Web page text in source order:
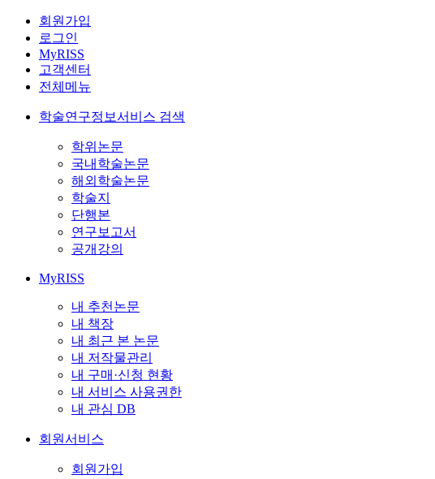
회원가입
로그인
MyRISS
고객센터
전체메뉴
학술연구정보서비스 검색
학위논문
국내학술논문
해외학술논문
학술지
단행본
연구보고서
공개강의
MyRISS
내 추천논문
내 책장
내 최근 본 논문
내 저작물관리
내 구매·신청 현황
내 서비스 사용권한
내 관심 DB
회원서비스
회원가입